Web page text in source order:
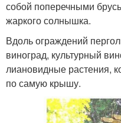
собой поперечными
жаркого солнышка.
Вдоль ограждений
виноград, культурный
лиановидные растения,
по самую крышу.